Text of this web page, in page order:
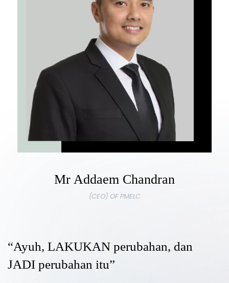
Mr Addaem Chandran
(CEO) OF PMELC
“Ayuh, LAKUKAN perubahan, dan
JADI perubahan itu”